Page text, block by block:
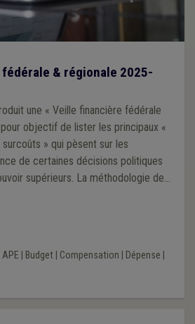
& régionale 2025-
une « Veille financière fédérale
objectif de lister les principaux «
» qui pèsent sur les
de certaines décisions politiques
supérieurs. La méthodologie de
APE Budget| Compensation Dépense